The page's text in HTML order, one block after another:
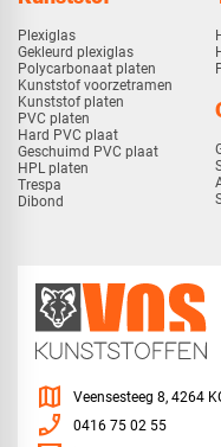
Plexiglas
Gekleurd plexiglas
Polycarbonaat platen
Kunststof voorzetramen
Kunststof platen
PVC platen
Hard PVC plaat
Geschuimd PVC plaat
HPL platen
Trespa
Dibond
map Veensesteeg 8, 4264
phone_enabled 0416 75 02 55